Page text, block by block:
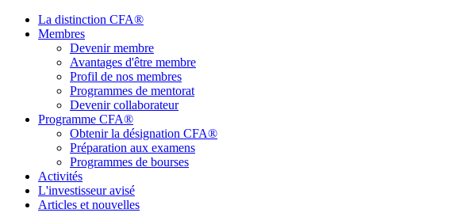
La distinction CFA®
Membres
Devenir membre
Avantages d'être membre
Profil de nos membres
Programmes de mentorat
Devenir collaborateur
Programme CFA®
Obtenir la désignation CFA®
Préparation aux examens
Programmes de bourses
Activités
L'investisseur avisé
Articles et nouvelles